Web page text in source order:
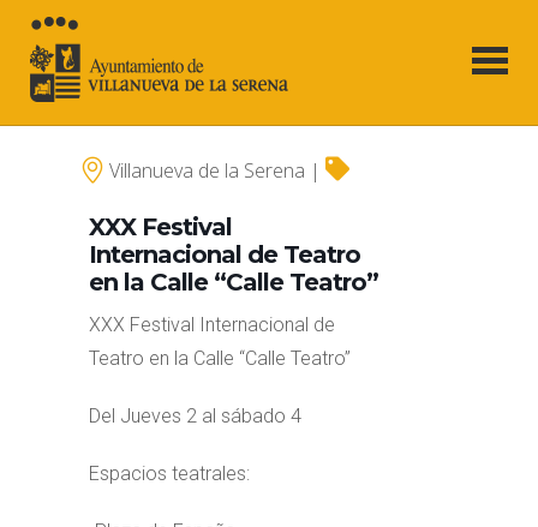
Villanueva de la Serena |
XXX Festival
Internacional de Teatro
en la Calle “Calle Teatro”
XXX Festival Internacional de
Teatro en la Calle “Calle Teatro”
Del Jueves 2 al sábado 4
Espacios teatrales: